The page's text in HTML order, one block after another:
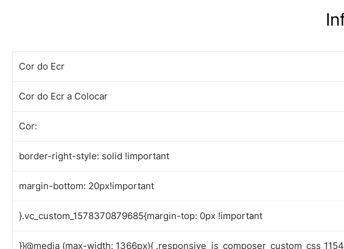
Cor do Ecr
Cor do Ecr a Colocar
Cor:
border-right-style: solid !important
margin-bottom: 20px!important
}.vc_custom_1578370879685{margin-top: 0px !important
}}@media (max-width: 1366px){